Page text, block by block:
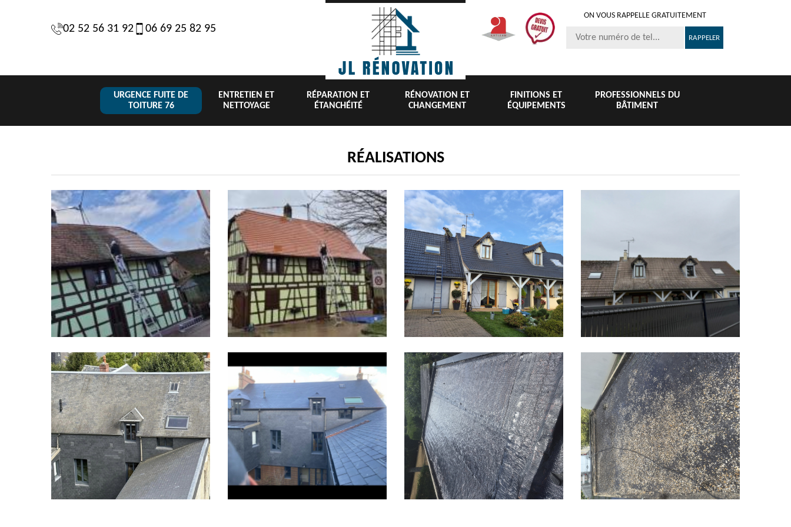
02 52 56 31 92 06 69 25 82 95
ON VOUS RAPPELLE GRATUITEMENT
URGENCE FUITE DE
TOITURE 76
ENTRETIEN ET
NETTOYAGE
RÉPARATION ET
ÉTANCHÉITÉ
RÉNOVATION ET
CHANGEMENT
FINITIONS ET
ÉQUIPEMENTS
PROFESSIONNELS DU
BÂTIMENT
RÉALISATIONS